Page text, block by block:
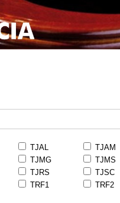
TJAL TJAM
TJMG TJMS
TJRS TJSC
TRF1 TRF2